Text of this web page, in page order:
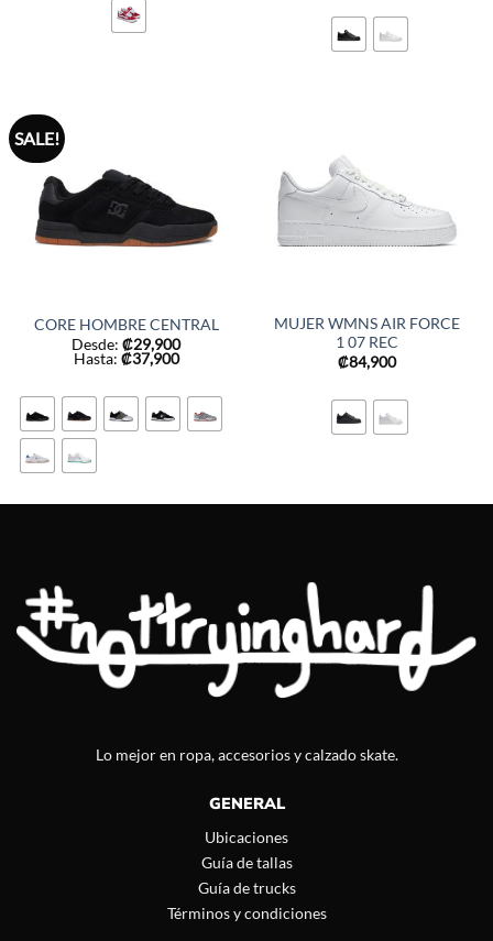
SALE!
CORE HOMBRE CENTRAL
Desde: ₡29,900
Hasta: ₡37,900
MUJER WMNS AIR FORCE
1 07 REC
₡84,900
Lo mejor en ropa, accesorios y calzado skate.
GENERAL
Ubicaciones
Guía de tallas
Guía de trucks
Términos y condiciones